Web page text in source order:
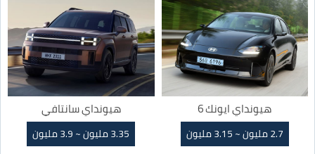
هيونداي ايونك 6
2.7 مليون ~ 3.15 مليون
هيونداي سانتافي
3.35 مليون ~ 3.9 مليون